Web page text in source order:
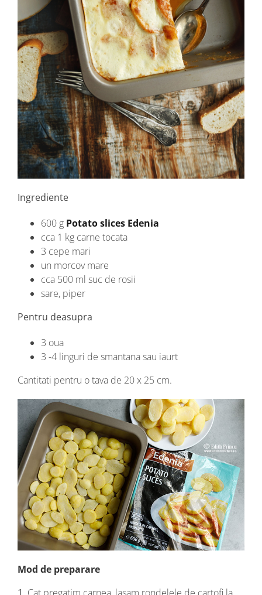
Ingrediente
600 g Potato slices Edenia
cca 1 kg carne tocata
3 cepe mari
un morcov mare
cca 500 ml suc de rosii
sare, piper
Pentru deasupra
3 oua
3 -4 linguri de smantana sau iaurt
Cantitati pentru o tava de 20 x 25 cm.
Mod de preparare